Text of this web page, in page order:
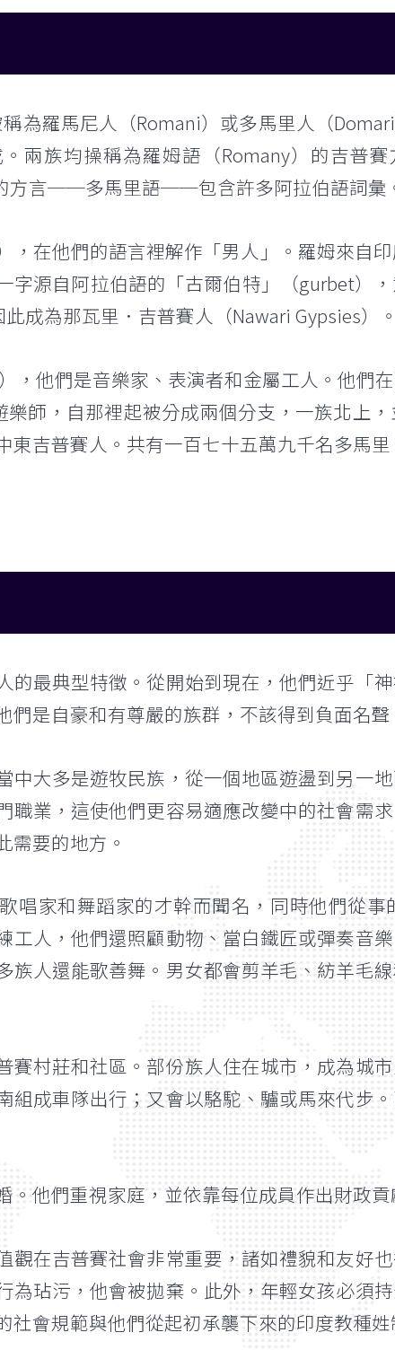
為羅馬尼人（Romani）或多馬里人（
。兩族均操稱為羅姆語（Romany）的吉普
方言──多馬里語──包含許多阿拉伯語詞彙
，在他們的語言裡解作「男人」。羅姆來自
字源自阿拉伯語的「古爾伯特」（gurbet）
成為那瓦里．吉普賽人（Nawari Gypsies）。
，他們是音樂家、表演者和金屬工人。他們
樂師，自那裡起被分成兩個分支，一族北上
東吉普賽人。共有一百七十五萬九千名多馬
的最典型特徵。從開始到現在，他們近乎「
們是自豪和有尊嚴的族群，不該得到負面名聲
中大多是遊牧民族，從一個地區遊盪到另一
職業，這使他們更容易適應改變中的社會需
需要的地方。
唱家和舞蹈家的才幹而聞名，同時他們從
工人，他們還照顧動物、當白鐵匠或彈奏音
族人還能歌善舞。男女都會剪羊毛、紡羊毛
賽村莊和社區。部份族人住在城市，成為城
組成車隊出行；又會以駱駝、驢或馬來代步
。他們重視家庭，並依靠每位成員作出財政貢
觀在吉普賽社會非常重要，諸如禮貌和友好
為玷污，他會被拋棄。此外，年輕女孩必須
社會規範與他們從起初承襲下來的印度教種姓